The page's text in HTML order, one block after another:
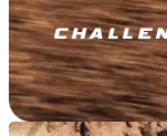
JE M’ÉQUIPE